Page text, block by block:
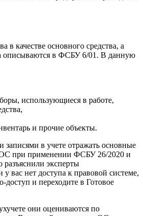
в качестве основного средства, а
описываются в ФСБУ 6/01. В данную
использующиеся в работе,
и прочие объекты.
записями в учете отражать основные
ОС при применении ФСБУ 26/2020 и
эксперты
вас нет доступа к правовой системе,
и переходите в Готовое
они оцениваются по